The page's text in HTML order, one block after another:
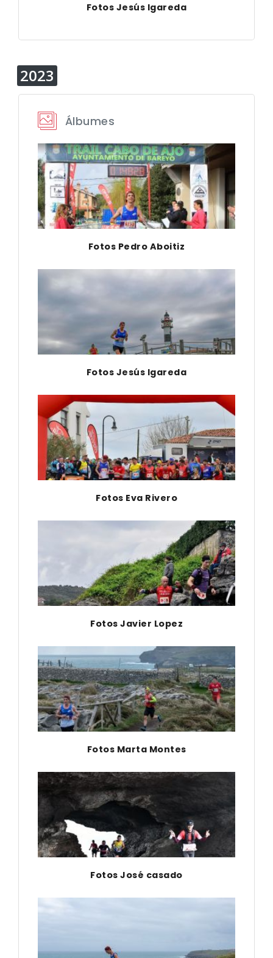
Fotos Jesús Igareda
2023
Álbumes
Fotos Pedro Aboitiz
Fotos Jesús Igareda
Fotos Eva Rivero
Fotos Javier Lopez
Fotos Marta Montes
Fotos José casado